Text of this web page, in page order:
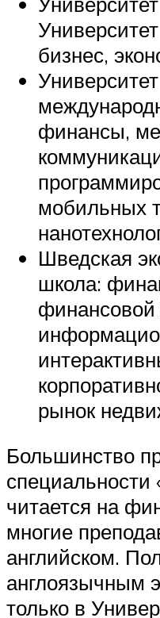
бизнес,
финансы,
мобильных
Шведская
школа:
рынок
Большинство
специальности
читается на
многие
английском.
англоязычным
только в